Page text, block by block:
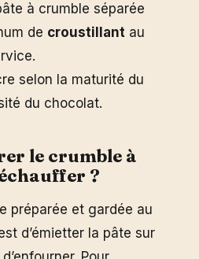
à crumble séparée
de croustillant au
selon la maturité du
du chocolat.
le crumble à
?
préparée et gardée au
d’émietter la pâte sur